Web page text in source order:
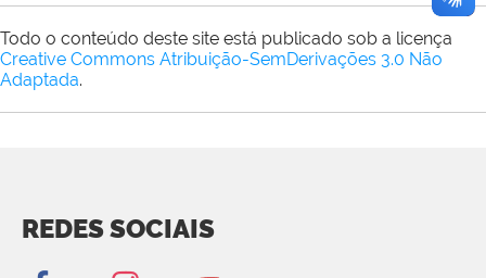
Todo o conteúdo deste site está publicado sob a licença
Creative Commons Atribuição-SemDerivações 3.0 Não
Adaptada.
REDES SOCIAIS